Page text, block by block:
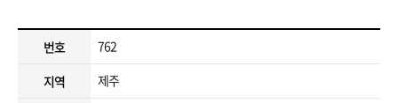
번호
762
지역
제주